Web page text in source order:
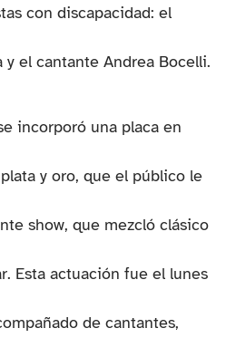
con discapacidad: el
el cantante Andrea Bocelli.
incorporó una placa en
y oro, que el público le
show, que mezcló clásico
Esta actuación fue el lunes
de cantantes,